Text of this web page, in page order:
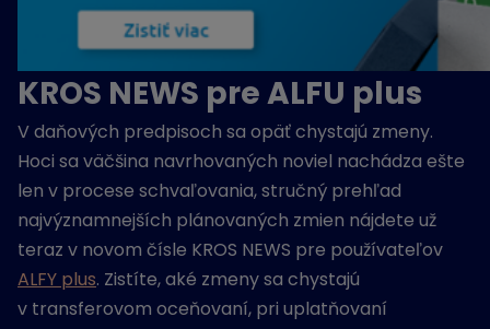
KROS NEWS pre ALFU plus
V daňových predpisoch sa opäť chystajú zmeny.
Hoci sa väčšina navrhovaných noviel nachádza ešte
len v procese schvaľovania, stručný prehľad
najvýznamnejších plánovaných zmien nájdete už
teraz v novom čísle KROS NEWS pre používateľov
ALFY plus. Zistíte, aké zmeny sa chystajú
v transferovom oceňovaní, pri uplatňovaní